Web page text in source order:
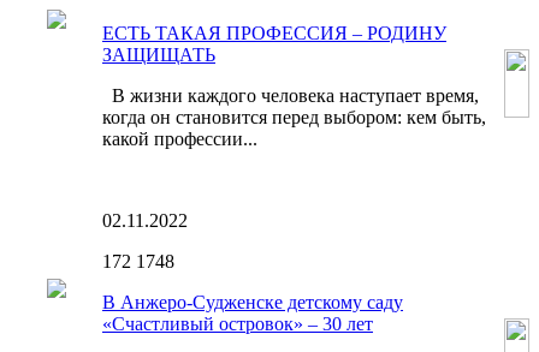
ЕСТЬ ТАКАЯ ПРОФЕССИЯ – РОДИНУ
ЗАЩИЩАТЬ
В жизни каждого человека наступает время,
когда он становится перед выбором: кем быть,
какой профессии...
02.11.2022
172 1748
В Анжеро-Судженске детскому саду
«Счастливый островок» – 30 лет